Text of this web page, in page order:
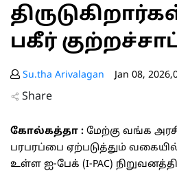
பகீர்
Su.tha Arivalagan Jan 08,
Share
கோல்கத்தா : மேற்கு வங்க
பரபரப்பை ஏற்படுத்தும்
உள்ள ஐ-பேக் (I-PAC)